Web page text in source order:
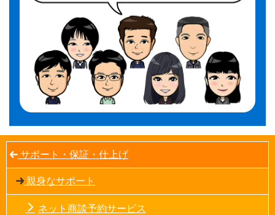
サポート・保証・仕上げ
親身なサポート
ネット商談予約サービス